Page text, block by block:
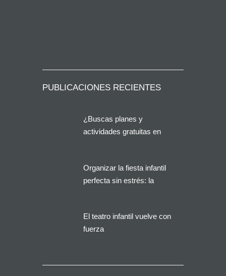
PUBLICACIONES RECIENTES
¿Buscas planes y
actividades gratuitas en
Organizar la fiesta infantil
perfecta sin estrés: la
El teatro infantil vuelve con
fuerza